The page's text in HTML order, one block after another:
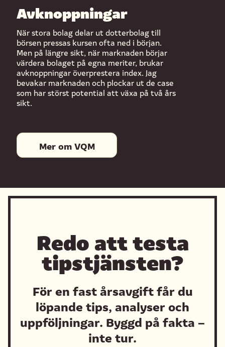
Avknoppningar
När stora bolag delar ut dotterbolag till
börsen pressas kursen ofta ned i början.
Men på längre sikt, när marknaden börjar
värdera bolaget på egna meriter, brukar
avknoppningar överprestera index. Jag
bevakar marknaden och plockar ut de case
som har störst potential att växa på två års
sikt.
Mer om VQM
Redo att testa
tipstjänsten?
För en fast årsavgift får du
löpande tips, analyser och
uppföljningar. Byggd på fakta –
inte tur.